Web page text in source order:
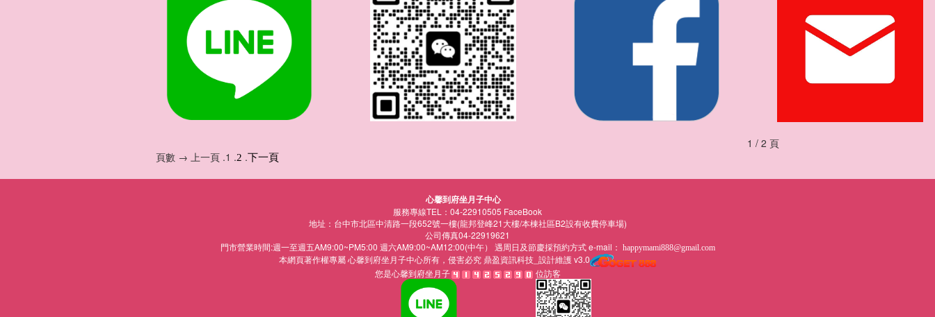
1 / 2 頁
頁數 → 上一頁 .1 .2 .下一頁
心馨到府坐月子中心
服務專線TEL：04-22910505 FaceBook
地址：台中市北區中清路一段652號一樓(龍邦登峰21大樓/本棟社區B2設有收費停車場)
公司傳真04-22919621
門市營業時間:週一至週五AM9:00~PM5:00 週六AM9:00~AM12:00(中午） 遇周日及節慶採預約方式 e-mail： happymami888@gmail.com
本網頁著作權專屬 心馨到府坐月子中心所有，侵害必究 鼎盈資訊科技_設計維護 v3.0
您是心馨到府坐月子
位訪客